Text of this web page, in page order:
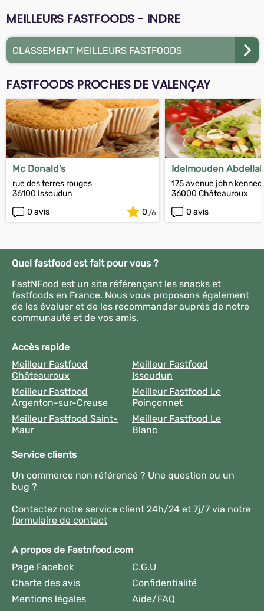
MEILLEURS FASTFOODS - INDRE
CLASSEMENT MEILLEURS FASTFOODS
FASTFOODS PROCHES DE VALENÇAY
Mc Donald's
rue des terres rouges
36100 Issoudun
0 avis
0
Idelmouden
175 avenue john
36000 Châteauroux
0 avis
Quel fastfood est fait pour vous ?
FastNFood est un site référençant les snacks et
fastfoods en France. Nous vous proposons également
de les évaluer et de les recommander auprès de notre
communauté et de vos amis.
Accès rapide
Meilleur Fastfood
Châteauroux
Meilleur Fastfood
Issoudun
Meilleur Fastfood
Argenton-sur-Creuse
Meilleur Fastfood Le
Poinçonnet
Meilleur Fastfood Saint-
Maur
Meilleur Fastfood Le
Blanc
Service clients
Un commerce non référencé ? Une question ou un
bug ?
Contactez notre service client 24h/24 et 7j/7 via notre
formulaire de contact
A propos de Fastnfood.com
Page Facebok
C.G.U
Charte des avis
Confidentialité
Mentions légales
Aide/FAQ